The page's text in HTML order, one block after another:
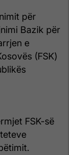
për
Bazik për
e
(FSK)
FSK-së